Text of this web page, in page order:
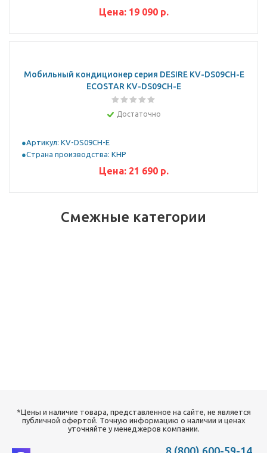
Цена: 19 090 р.
Мобильный кондиционер серия DESIRE KV-DS09CH-E
ECOSTAR KV-DS09CH-E
Достаточно
Артикул: KV-DS09CH-E
Страна производства: КНР
Цена: 21 690 р.
Смежные категории
*Цены и наличие товара, представленное на сайте, не является
публичной офертой. Точную информацию о наличии и ценах
уточняйте у менеджеров компании.
8 (800) 600-59-14